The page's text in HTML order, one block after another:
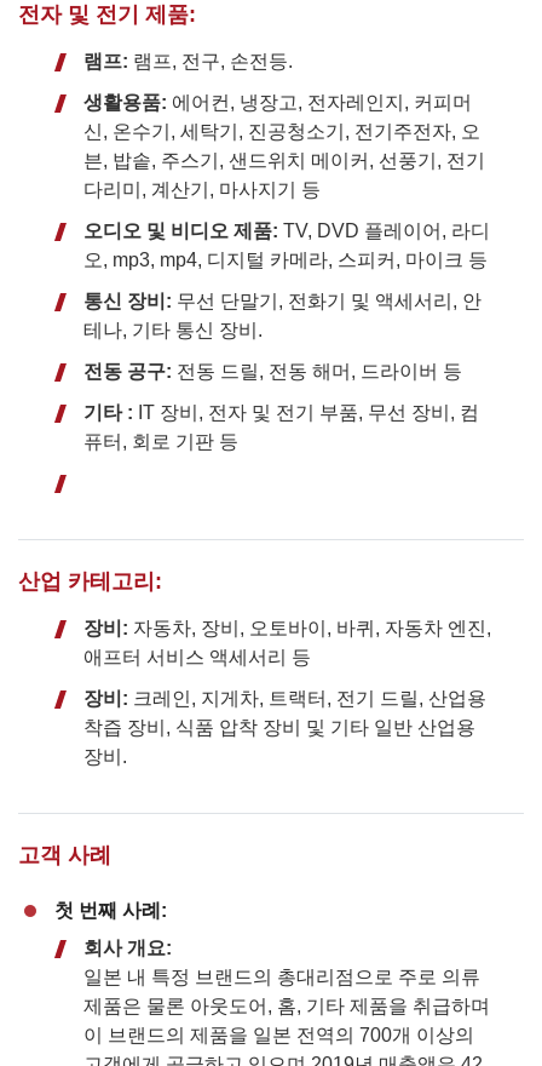
전자 및 전기 제품:
램프: 램프, 전구, 손전등.
생활용품: 에어컨, 냉장고, 전자레인지, 커피머
신, 온수기, 세탁기, 진공청소기, 전기주전자, 오
븐, 밥솥, 주스기, 샌드위치 메이커, 선풍기, 전기
다리미, 계산기, 마사지기 등
오디오 및 비디오 제품: TV, DVD 플레이어, 라디
오, mp3, mp4, 디지털 카메라, 스피커, 마이크 등
통신 장비: 무선 단말기, 전화기 및 액세서리, 안
테나, 기타 통신 장비.
전동 공구: 전동 드릴, 전동 해머, 드라이버 등
기타 : IT 장비, 전자 및 전기 부품, 무선 장비, 컴
퓨터, 회로 기판 등
산업 카테고리:
장비: 자동차, 장비, 오토바이, 바퀴, 자동차 엔진,
애프터 서비스 액세서리 등
장비: 크레인, 지게차, 트랙터, 전기 드릴, 산업용
착즙 장비, 식품 압착 장비 및 기타 일반 산업용
장비.
고객 사례
첫 번째 사례:
회사 개요:
일본 내 특정 브랜드의 총대리점으로 주로 의류
제품은 물론 아웃도어, 홈, 기타 제품을 취급하며
이 브랜드의 제품을 일본 전역의 700개 이상의